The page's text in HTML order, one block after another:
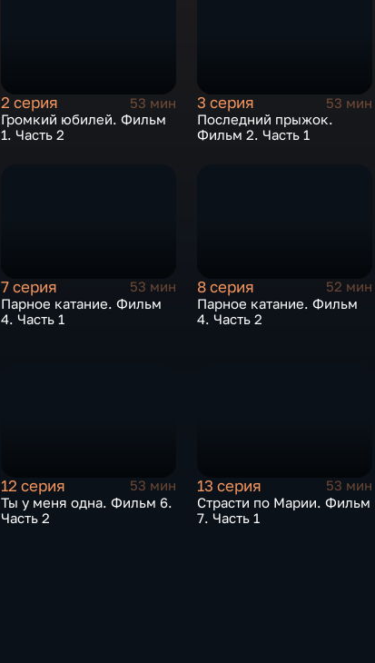
2 серия
53 мин
Громкий юбилей. Фильм
1. Часть 2
3 серия
53 мин
Последний прыжок.
Фильм 2. Часть 1
7 серия
53 мин
Парное катание. Фильм
4. Часть 1
8 серия
52 мин
Парное катание. Фильм
4. Часть 2
12 серия
53 мин
Ты у меня одна. Фильм 6.
Часть 2
13 серия
53 мин
Страсти по Марии. Фильм
7. Часть 1